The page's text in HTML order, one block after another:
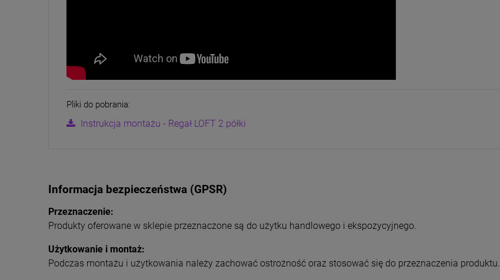
Pliki do pobrania:
Instrukcja montażu - Regał LOFT 2 półki
Informacja bezpieczeństwa (GPSR)
Przeznaczenie:
Produkty oferowane w sklepie przeznaczone są do użytku handlowego i ekspozycyjnego.
Użytkowanie i montaż:
Podczas montażu i użytkowania należy zachować ostrożność oraz stosować się do przeznaczenia produktu.